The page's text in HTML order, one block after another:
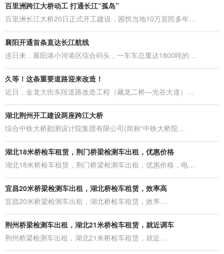
百里洲跨江大桥动工 打通长江“孤岛”
百里洲长江大桥20日正式开工建设，困扰当地10万居民多年…
襄阳开通首条直达长江航线
连日来，襄阳港小河港区综合码头，一车车总重达1800吨的…
久等！这条重要道路迎来改造！
近日，金龙大街东段道路改造工程（藏龙二桥—光谷大道）…
湖北荆州开工建设两座跨江大桥
综合中铁大桥勘测设计院集团有限公司(简称“中铁大桥院…
湖北18米桥检车租赁，荆门桥梁检测车出租，优惠价格
湖北18米桥检车租赁，荆门桥梁检测车出租，优惠价格，电…
宜昌20米桥梁检测车出租，湖北桥检车租赁，效率高
宜昌20米桥梁检测车出租，湖北桥检车租赁，效率…
荆州桥梁检测车出租，湖北21米桥检车租赁，就近调车
荆州桥梁检测车出租，湖北21米桥检车租赁，就近…